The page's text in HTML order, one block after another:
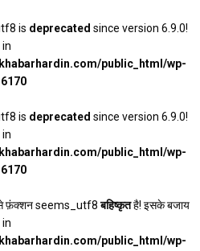
is deprecated since version 6.9.0!
public_html/wp-
6170
is deprecated since version 6.9.0!
public_html/wp-
6170
फ़ंक्शन seems_utf8बहिष्कृतहै! इसके बजाय
public_html/wp-